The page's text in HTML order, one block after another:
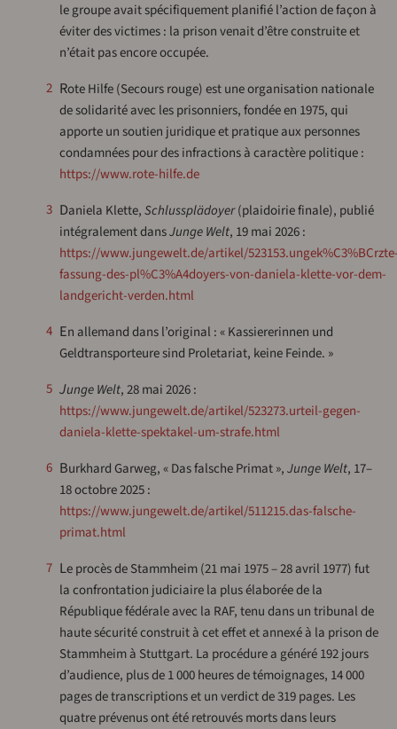
le groupe avait spécifiquement planifié l’action de façon à
éviter des victimes : la prison venait d’être construite et
n’était pas encore occupée.
2 Rote Hilfe (Secours rouge) est une organisation nationale
de solidarité avec les prisonniers, fondée en 1975, qui
apporte un soutien juridique et pratique aux personnes
condamnées pour des infractions à caractère politique :
https://www.rote-hilfe.de
3
Daniela Klette,Schlussplädoyer(plaidoirie finale), publié
intégralement dansJunge Welt, 19 mai 2026 :
https://www.jungewelt.de/artikel/
fassung-des-pl%C3%A4doyers-von-daniela-klette-vor-dem-
landgericht-verden.html
4 En allemand dans l’original : « Kassiererinnen und
Geldtransporteure sind Proletariat, keine Feinde. »
5
Junge Welt, 28 mai 2026 :
https://www.jungewelt.de/artikel/523273.urteil-gegen-
daniela-klette-spektakel-um-strafe.html
6
Burkhard Garweg, « Das falsche Primat »,Junge Welt, 17–
18 octobre 2025 :
https://www.jungewelt.de/artikel/511215.das-falsche-
primat.html
7 Le procès de Stammheim (21 mai 1975 – 28 avril 1977) fut
la confrontation judiciaire la plus élaborée de la
République fédérale avec la RAF, tenu dans un tribunal de
haute sécurité construit à cet effet et annexé à la prison de
Stammheim à Stuttgart. La procédure a généré 192 jours
d’audience, plus de 1 000 heures de témoignages, 14 000
pages de transcriptions et un verdict de 319 pages. Les
quatre prévenus ont été retrouvés morts dans leurs